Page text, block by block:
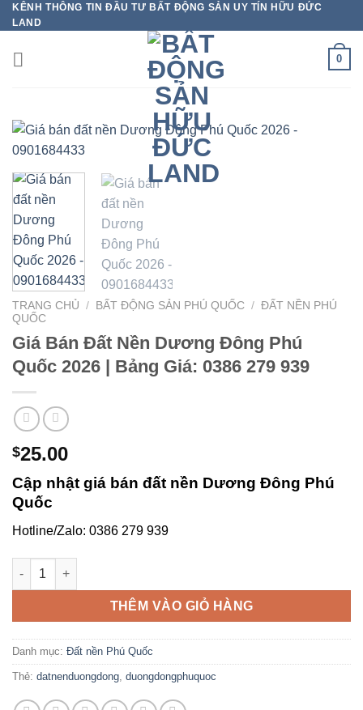
Bỏ
qua
nội
dung
KÊNH THÔNG TIN ĐẦU TƯ BẤT ĐỘNG SẢN UY TÍN HỮU ĐỨC
LAND
0
TRANG CHỦ / BẤT ĐỘNG SẢN PHÚ QUỐC / ĐẤT NỀN PHÚ
QUỐC
Giá Bán Đất Nền Dương Đông Phú
Quốc 2026 | Bảng Giá: 0386 279 939
$25.00
Cập nhật giá bán đất nền Dương Đông Phú
Quốc
Hotline/Zalo: 0386 279 939
Giá Bán Đất Nền Dương Đông Phú Quốc 2026 | Bảng Giá:
THÊM VÀO GIỎ HÀNG
Danh mục: Đất nền Phú Quốc
Thẻ: datnenduongdong duongdongphuquoc